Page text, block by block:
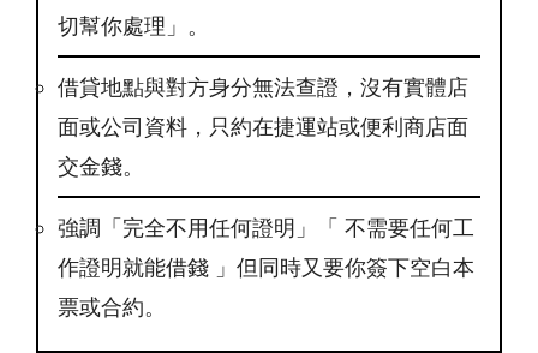
切幫你處理」。
借貸地點與對方身分無法查證，沒有實體店
面或公司資料，只約在捷運站或便利商店面
交金錢。
強調「完全不用任何證明」「 不需要任何工
作證明就能借錢 」但同時又要你簽下空白本
票或合約。